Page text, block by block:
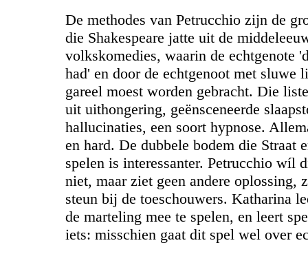
De methodes van Petrucchio zijn de
die Shakespeare jatte uit de
volkskomedies, waarin de echtgenote
had' en door de echtgenoot met sluwe
gareel moest worden gebracht. Die
uit uithongering, geënsceneerde
hallucinaties, een soort hypnose.
en hard. De dubbele bodem die Straat
spelen is interessanter. Petrucchio wíl
niet, maar ziet geen andere oplossing,
steun bij de toeschouwers. Katharina
de marteling mee te spelen, en leert
iets: misschien gaat dit spel wel over